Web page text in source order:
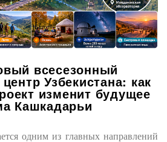
всесезонный
Узбекистана: как
изменит будущее
Кашкадарьи
одним из главных направлений